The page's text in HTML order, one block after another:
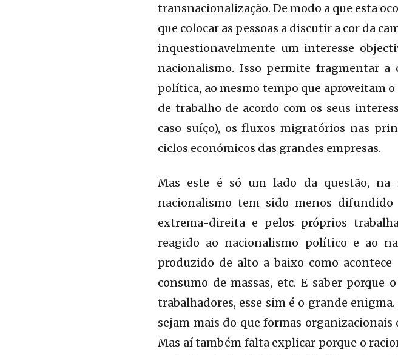
transnacionalização. De modo a que esta
que colocar as pessoas a discutir a cor da
inquestionavelmente um interesse
nacionalismo. Isso permite fragmentar a
política, ao mesmo tempo que aproveitam
de trabalho de acordo com os seus
caso suíço), os fluxos migratórios nas
ciclos económicos das grandes empresas.
Mas este é só um lado da questão,
nacionalismo tem sido menos
extrema-direita e pelos próprios
reagido ao nacionalismo político e ao
produzido de alto a baixo como
consumo de massas, etc. E saber
trabalhadores, esse sim é o grande
sejam mais do que formas
Mas aí também falta explicar porque o